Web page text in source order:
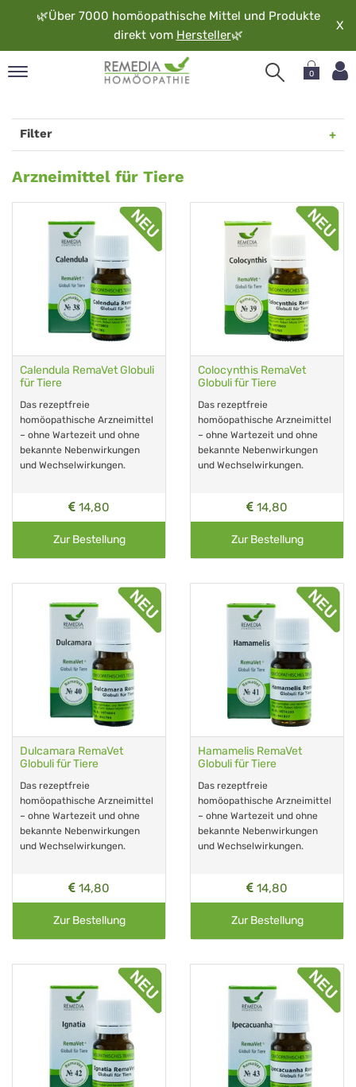
🌿Über 7000 homöopathische Mittel und Produkte
direkt vom Hersteller🌿
X
0
Filter
Arzneimittel
für
Tiere
Arzneimittel für Tiere
Calendula RemaVet Globuli
für Tiere
Das rezeptfreie
homöopathische Arzneimittel
– ohne Wartezeit und ohne
bekannte Nebenwirkungen
und Wechselwirkungen.
14,80
Zur Bestellung
Colocynthis RemaVet
Globuli für Tiere
Das rezeptfreie
homöopathische Arzneimittel
– ohne Wartezeit und ohne
bekannte Nebenwirkungen
und Wechselwirkungen.
14,80
Zur Bestellung
Dulcamara RemaVet
Globuli für Tiere
Das rezeptfreie
homöopathische Arzneimittel
– ohne Wartezeit und ohne
bekannte Nebenwirkungen
und Wechselwirkungen.
14,80
Zur Bestellung
Hamamelis RemaVet
Globuli für Tiere
Das rezeptfreie
homöopathische Arzneimittel
– ohne Wartezeit und ohne
bekannte Nebenwirkungen
und Wechselwirkungen.
14,80
Zur Bestellung